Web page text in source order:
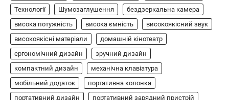
1
АУДІО КОЛОНКИ
Бездротова колонка LG XBOOM Go
XG2T
В'ячеслав 2024-09-07
LG XBOOM Go XG2T — це компактна
бездротова колонка, яка поєднує в собі
потужний звук…
Технології
Шумозаглушення
бездзеркальна камера
висока потужність
висока ємність
високоякісний звук
високоякісні матеріали
домашній кінотеатр
ергономічний дизайн
зручний дизайн
компактний дизайн
механічна клавіатура
мобільний додаток
портативна колонка
портативний дизайн
портативний зарядний пристрій